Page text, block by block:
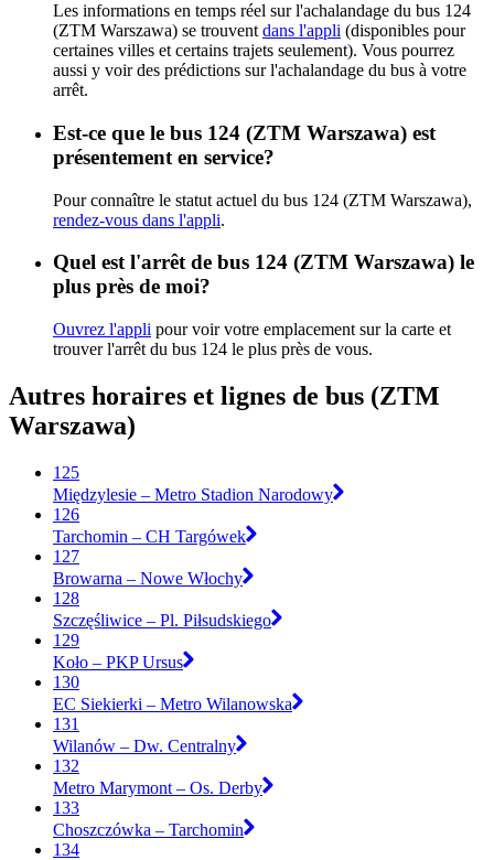
Les informations en temps réel sur l'achalandage du bus 124
(ZTM Warszawa) se trouvent dans l'appli (disponibles pour
certaines villes et certains trajets seulement). Vous pourrez
aussi y voir des prédictions sur l'achalandage du bus à votre
arrêt.
Est-ce que le bus 124 (ZTM Warszawa) est
présentement en service?
Pour connaître le statut actuel du bus 124 (ZTM Warszawa),
rendez-vous dans l'appli.
Quel est l'arrêt de bus 124 (ZTM Warszawa) le
plus près de moi?
Ouvrez l'appli pour voir votre emplacement sur la carte et
trouver l'arrêt du bus 124 le plus près de vous.
Autres horaires et lignes de bus (ZTM
Warszawa)
125
Międzylesie – Metro Stadion Narodowy
126
Tarchomin – CH Targówek
127
Browarna – Nowe Włochy
128
Szczęśliwice – Pl. Piłsudskiego
129
Koło – PKP Ursus
130
EC Siekierki – Metro Wilanowska
131
Wilanów – Dw. Centralny
132
Metro Marymont – Os. Derby
133
Choszczówka – Tarchomin
134